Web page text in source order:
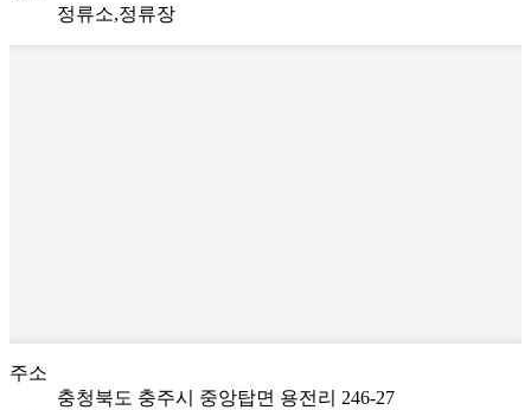
정류소,정류장
주소
충청북도 충주시 중앙탑면 용전리 246-27